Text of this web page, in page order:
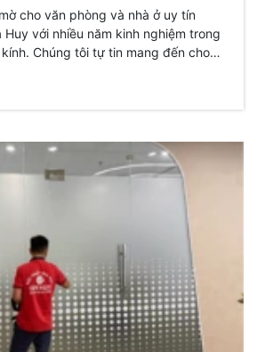
cho văn phòng và nhà ở uy tín
Huy với nhiều năm kinh nghiệm trong
Chúng tôi tự tin mang đến cho